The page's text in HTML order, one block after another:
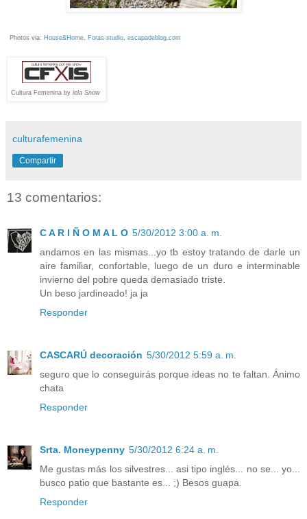
Photos via: House&Home Foras-studio escapadeblog.com
Cultura Femenina by iela Snow
culturafemenina
Compartir
13 comentarios:
C A R I Ñ O M A L O 5/30/2012 3:00 a. m.
andamos en las mismas...yo tb estoy tratando de darle un
aire familiar, confortable, luego de un duro e interminable
invierno del pobre queda demasiado triste.
Un beso jardineado! ja ja
Responder
CASCARÚ decoración 5/30/2012 5:59 a. m.
seguro que lo conseguirás porque ideas no te faltan. Ánimo
chata
Responder
Srta. Moneypenny 5/30/2012 6:24 a. m.
Me gustas más los silvestres... asi tipo inglés... no se... yo...
busco patio que bastante es... ;) Besos guapa.
Responder